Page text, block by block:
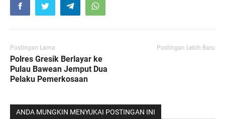
Postingan Lama
Polres Gresik Berlayar ke
Pulau Bawean Jemput Dua
Pelaku Pemerkosaan
Postingan Lebih Baru
ANDA MUNGKIN MENYUKAI POSTINGAN INI